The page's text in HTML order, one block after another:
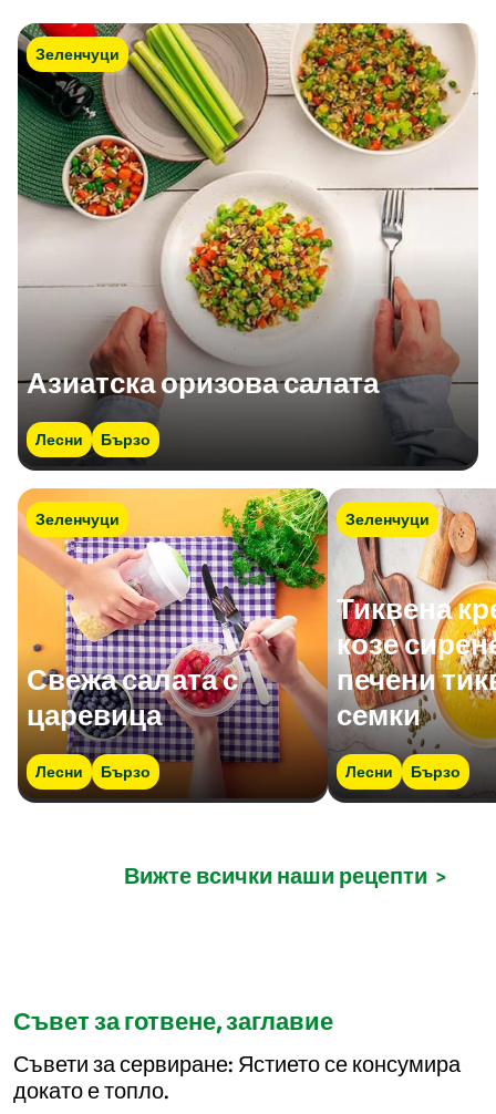
Зеленчуци
Азиатска оризова салата
Лесни Бързо
Зеленчуци
Свежа салата с
царевица
Лесни Бързо
Зеленчуци
Тиквена
козе
печени
семки
Лесни Бързо
Вижте всички наши рецепти >
Съвет за готвене, заглавие
Съвети за сервиране: Ястието се консумира
докато е топло.